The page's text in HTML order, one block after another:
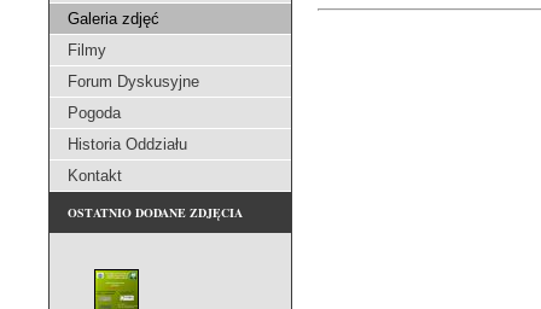
Galeria zdjęć
Filmy
Forum Dyskusyjne
Pogoda
Historia Oddziału
Kontakt
OSTATNIO DODANE ZDJĘCIA